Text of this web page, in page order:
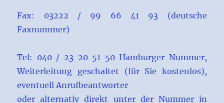
Fax: 03222 / 99 66 41 93 (deutsche
Faxnummer)
Tel: 040 / 23 20 51 50 Hamburger Nummer,
Weiterleitung geschaltet (für Sie kostenlos),
eventuell Anrufbeantworter
oder alternativ direkt unter der Nummer in